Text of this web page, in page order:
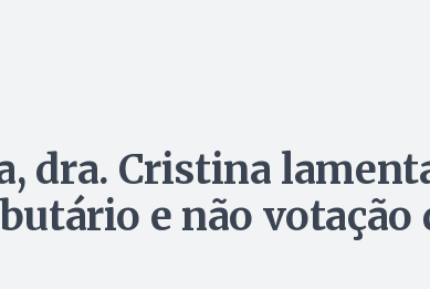
dra. Cristina
e não votação